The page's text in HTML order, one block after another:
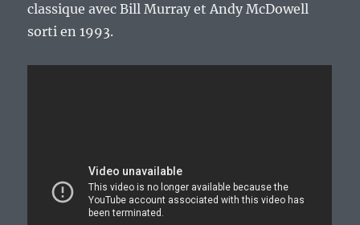
classique avec Bill Murray et Andy McDowell
sorti en 1993.